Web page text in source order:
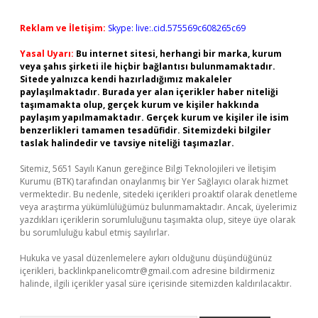
Reklam ve İletişim: Skype: live:.cid.575569c608265c69
Yasal Uyarı: Bu internet sitesi, herhangi bir marka, kurum
veya şahıs şirketi ile hiçbir bağlantısı bulunmamaktadır.
Sitede yalnızca kendi hazırladığımız makaleler
paylaşılmaktadır. Burada yer alan içerikler haber niteliği
taşımamakta olup, gerçek kurum ve kişiler hakkında
paylaşım yapılmamaktadır. Gerçek kurum ve kişiler ile isim
benzerlikleri tamamen tesadüfidir. Sitemizdeki bilgiler
taslak halindedir ve tavsiye niteliği taşımazlar.
Sitemiz, 5651 Sayılı Kanun gereğince Bilgi Teknolojileri ve İletişim
Kurumu (BTK) tarafından onaylanmış bir Yer Sağlayıcı olarak hizmet
vermektedir. Bu nedenle, sitedeki içerikleri proaktif olarak denetleme
veya araştırma yükümlülüğümüz bulunmamaktadır. Ancak, üyelerimiz
yazdıkları içeriklerin sorumluluğunu taşımakta olup, siteye üye olarak
bu sorumluluğu kabul etmiş sayılırlar.
Hukuka ve yasal düzenlemelere aykırı olduğunu düşündüğünüz
içerikleri, backlinkpanelicomtr@gmail.com adresine bildirmeniz
halinde, ilgili içerikler yasal süre içerisinde sitemizden kaldırılacaktır.